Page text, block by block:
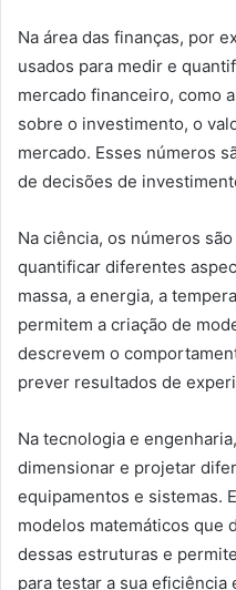
Na área das finanças, por
usados para medir e
mercado financeiro, como
sobre o investimento, o
mercado. Esses números
de decisões de
Na ciência, os números
quantificar diferentes
massa, a energia, a
permitem a criação de
descrevem o
prever resultados de
Na tecnologia e
dimensionar e projetar
equipamentos e sistemas.
modelos matemáticos que
dessas estruturas e
para testar a sua eficiência